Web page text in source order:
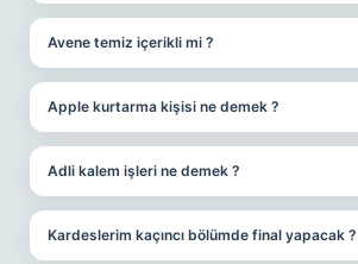
Avene temiz içerikli mi ?
Apple kurtarma kişisi ne demek ?
Adli kalem işleri ne demek ?
Kardeslerim kaçıncı bölümde final yapacak ?